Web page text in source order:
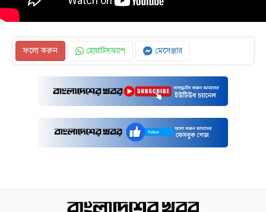
ফলো করুন হোয়াটসঅ্যাপ মেসেঞ্জার